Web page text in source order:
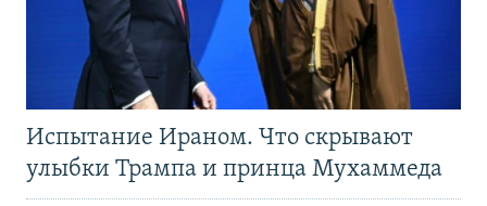
Испытание Ираном. Что скрывают
улыбки Трампа и принца Мухаммеда